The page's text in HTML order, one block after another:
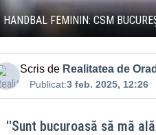
HANDBAL FEMININ: CSM
Scris de Realitatea de
Publicat:3 feb. 2025, 12:26
''Sunt bucuroasă să mă